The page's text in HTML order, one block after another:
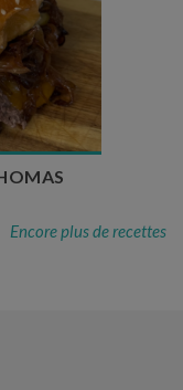
min
min
Encore plus de recettes